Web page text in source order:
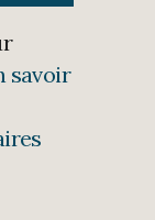
savoir